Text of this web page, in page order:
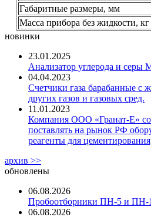
Габаритные размеры, мм
Масса прибора без жидкости, кг
новинки
23.01.2025
Анализатор углерода и серы
04.04.2023
Счетчики газа барабанные с
других газов и газовых сред.
11.01.2023
Компания ООО «Гранат-Е»
поставлять на рынок РФ
реагенты для
архив >>
обновлены
06.08.2026
Пробоотборники ПН-5 и ПН-
06.08.2026